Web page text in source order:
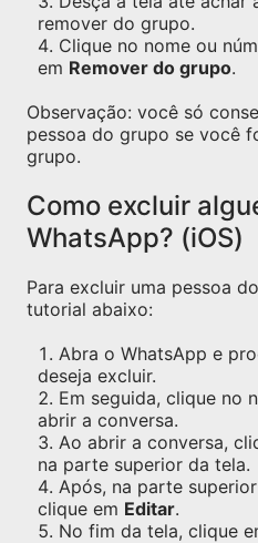
remover do grupo.
Clique no nome ou
em Remover do grupo.
Observação: você só
pessoa do grupo se você
grupo.
Como excluir
WhatsApp? (iOS)
Para excluir uma pessoa
tutorial abaixo:
Abra o WhatsApp e
deseja excluir.
Em seguida, clique no
abrir a conversa.
Ao abrir a conversa,
na parte superior da tela.
Após, na parte
clique em Editar.
No fim da tela, clique